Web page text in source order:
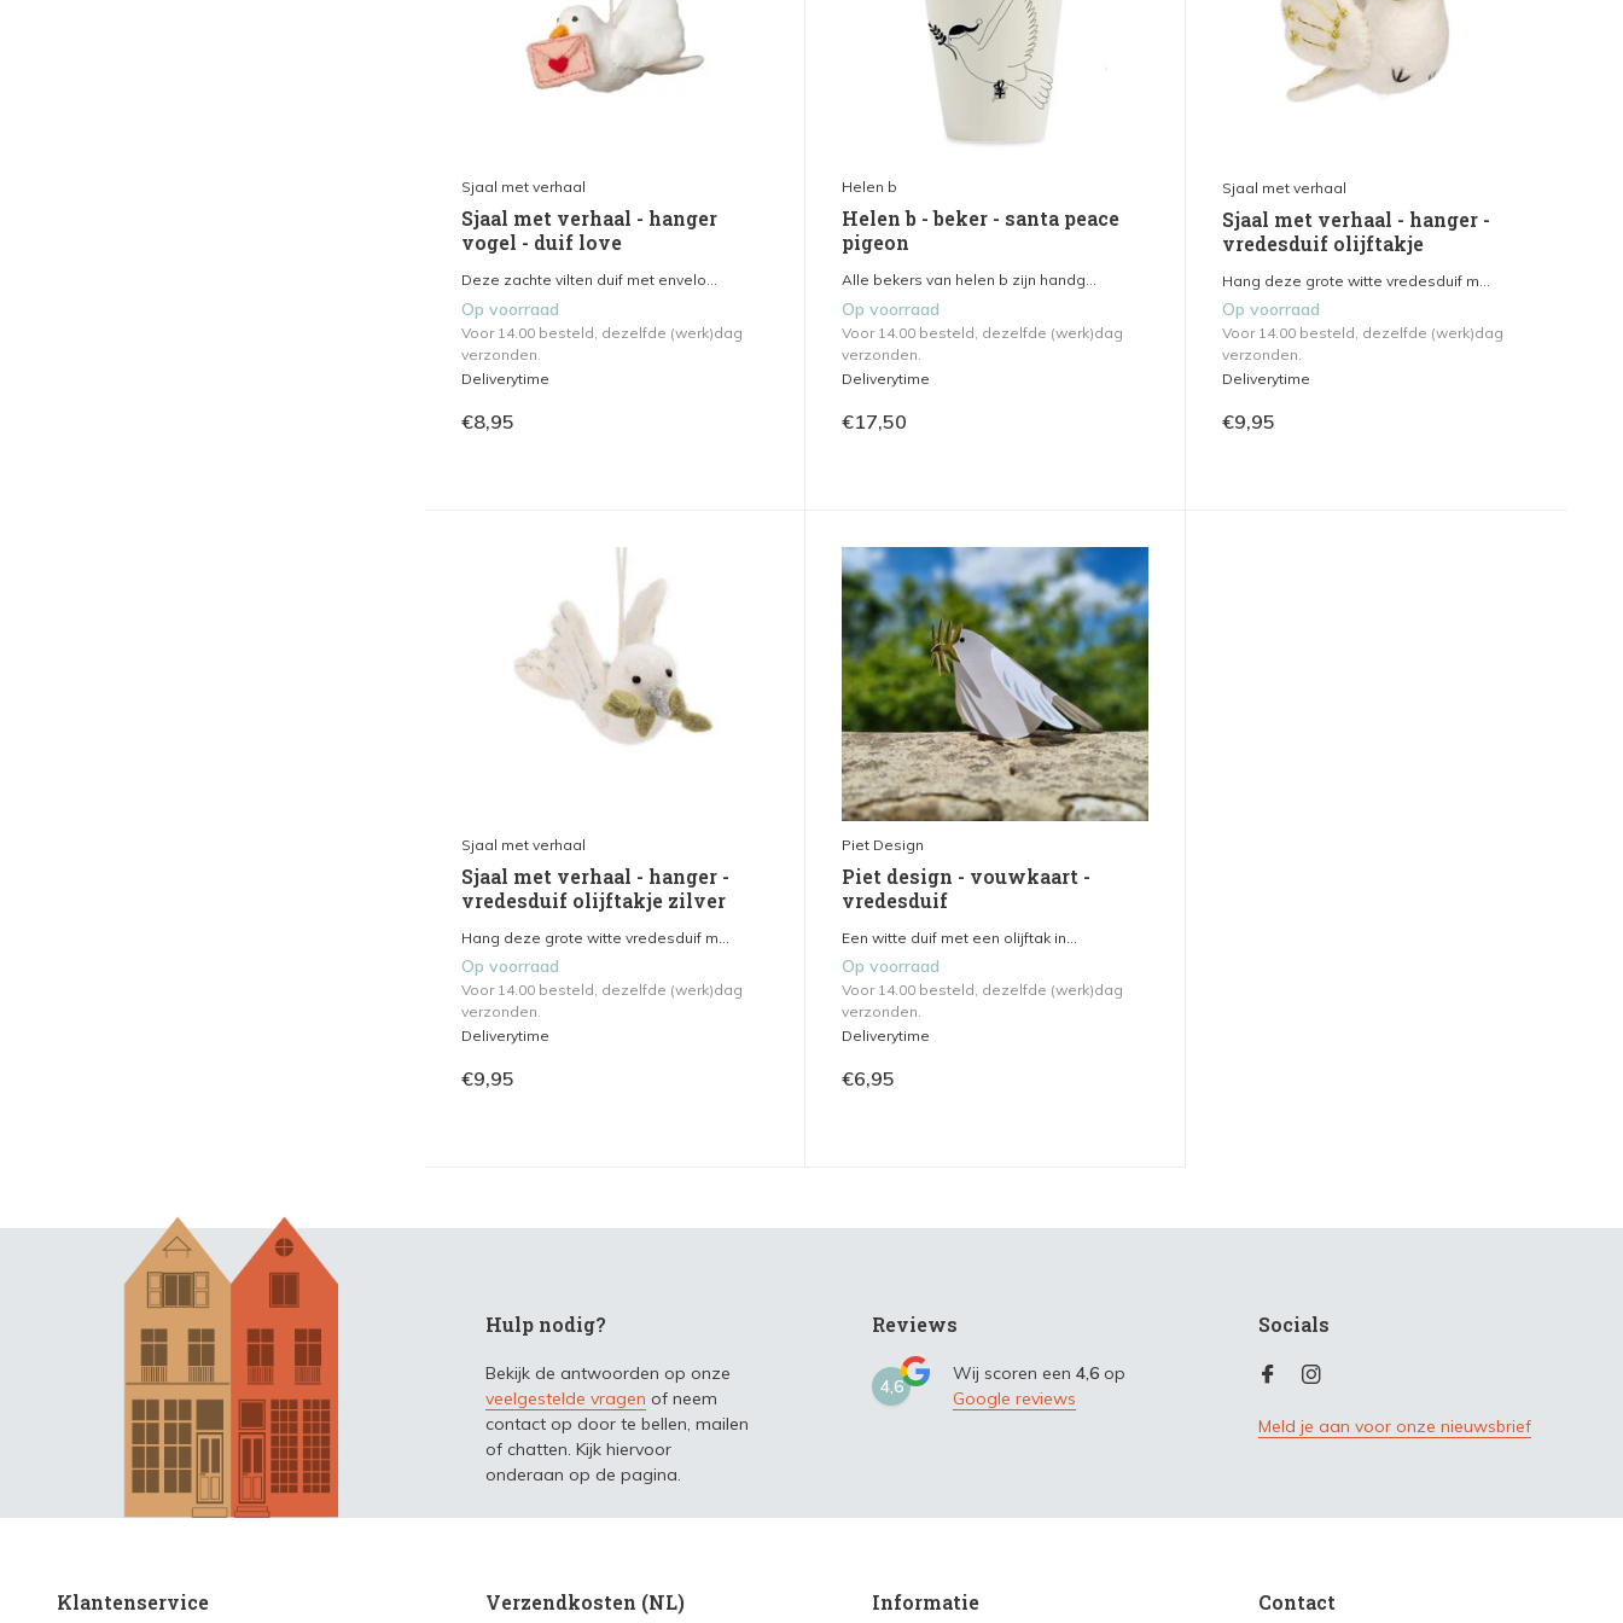
Sjaal met verhaal
Sjaal met verhaal - hanger
vogel - duif love
Deze zachte vilten duif met envelo...
Op voorraad
Voor 14.00 besteld, dezelfde (werk)dag
verzonden.
Deliverytime
€8,95
Helen b
Helen b - beker - santa peace
pigeon
Alle bekers van helen b zijn handg...
Op voorraad
Voor 14.00 besteld, dezelfde (werk)dag
verzonden.
Deliverytime
€17,50
Sjaal met verhaal
Sjaal met verhaal - hanger -
vredesduif olijftakje
Hang deze grote witte vredesduif m...
Op voorraad
Voor 14.00 besteld, dezelfde (werk)dag
verzonden.
Deliverytime
€9,95
Sjaal met verhaal
Sjaal met verhaal - hanger -
vredesduif olijftakje zilver
Hang deze grote witte vredesduif m...
Op voorraad
Voor 14.00 besteld, dezelfde (werk)dag
verzonden.
Deliverytime
€9,95
Piet Design
Piet design - vouwkaart -
vredesduif
Een witte duif met een olijftak in...
Op voorraad
Voor 14.00 besteld, dezelfde (werk)dag
verzonden.
Deliverytime
€6,95
Hulp nodig?
Bekijk de antwoorden op onze
veelgestelde vragen of neem
contact op door te bellen, mailen
of chatten. Kijk hiervoor
onderaan op de pagina.
Reviews
4,6
Wij scoren een 4,6 op
Google reviews
Socials
Meld je aan voor onze nieuwsbrief
Klantenservice Verzendkosten (NL) Informatie Contact